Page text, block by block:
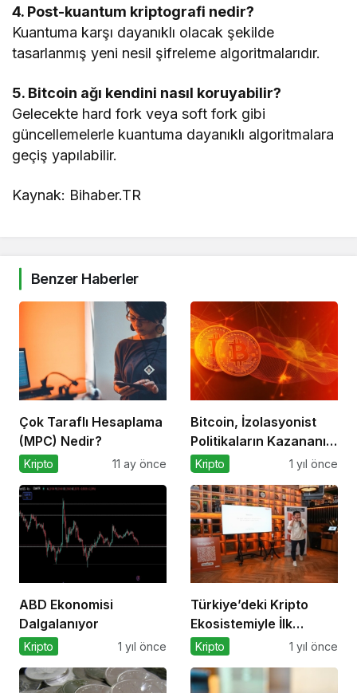
4. Post-kuantum kriptografi nedir?
Kuantuma karşı dayanıklı olacak şekilde
tasarlanmış yeni nesil şifreleme algoritmalarıdır.
5. Bitcoin ağı kendini nasıl koruyabilir?
Gelecekte hard fork veya soft fork gibi
güncellemelerle kuantuma dayanıklı algoritmalara
geçiş yapılabilir.
Kaynak: Bihaber.TR
Benzer Haberler
Çok Taraflı Hesaplama
(MPC) Nedir?
Kripto 11 ay önce
Bitcoin, İzolasyonist
Politikaların Kazananı
Olabilir
Kripto 1 yıl önce
ABD Ekonomisi
Dalgalanıyor
Kripto 1 yıl önce
Türkiye’deki Kripto
Ekosistemiyle İlk
Buluşma
Kripto 1 yıl önce